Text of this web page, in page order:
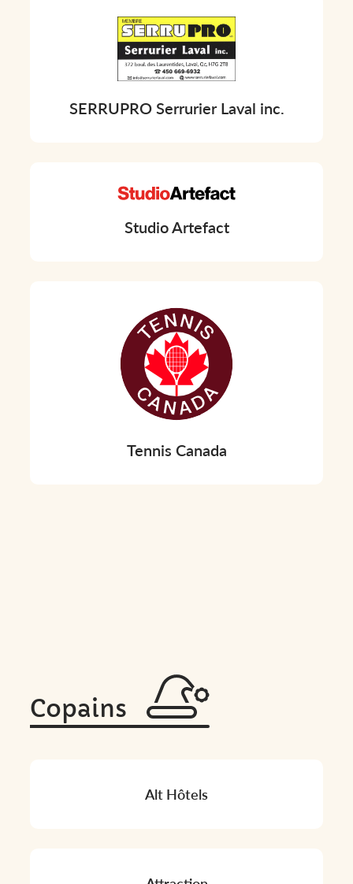
SERRUPRO Serrurier Laval inc.
Studio Artefact
Tennis Canada
Copains
Alt Hôtels